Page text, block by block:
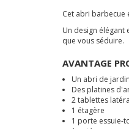
Cet abri barbecue
Un design
que vous séduire.
AVANTAGE
Un abri de
Des platines
2 tablettes
1 étagère
1 porte essuie-